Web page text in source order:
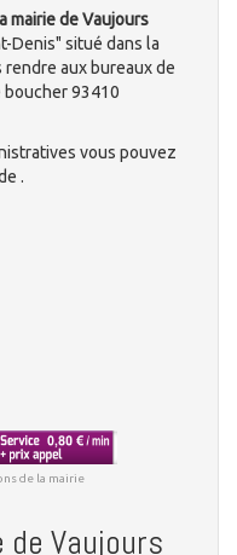
mairie de Vaujours
Denis" situé dans la
aux bureaux de
boucher 93410
vous pouvez
.
de la mairie
Vaujours